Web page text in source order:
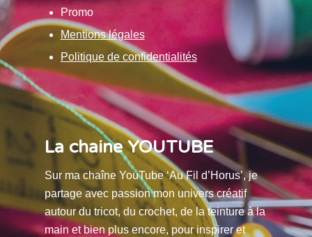
Promo
Mentions légales
Politique de confidentialités
La chaine YOUTUBE
Sur ma chaîne YouTube ‘Au Fil d’Horus’, je
partage avec passion mon univers créatif
autour du tricot, du crochet, de la teinture à la
main et bien plus encore, pour inspirer et